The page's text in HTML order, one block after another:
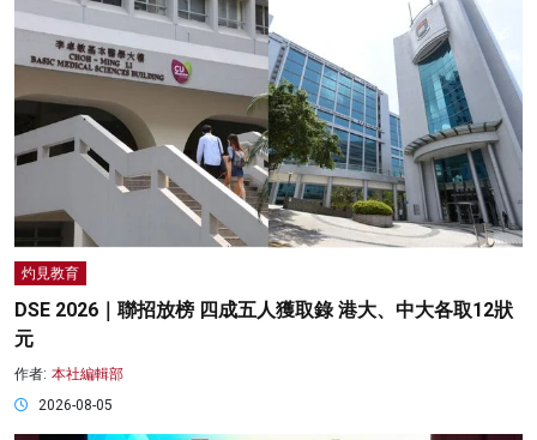
灼見教育
DSE 2026｜聯招放榜 四成五人獲取錄 港大、中大各取12狀
元
作者: 本社編輯部
2026-08-05